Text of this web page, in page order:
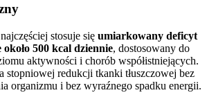
stosuje się umiarkowany deficyt
500 kcal dziennie, dostosowany do
aktywności i chorób współistniejących.
stopniowej redukcji tkanki tłuszczowej bez
organizmu i bez wyraźnego spadku energii.